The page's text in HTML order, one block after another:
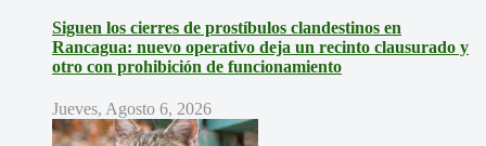
Siguen los cierres de prostíbulos clandestinos en
Rancagua: nuevo operativo deja un recinto clausurado y
otro con prohibición de funcionamiento
Jueves, Agosto 6, 2026